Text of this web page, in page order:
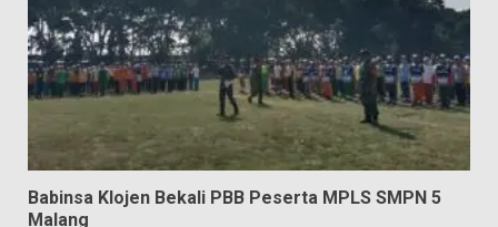
Babinsa Klojen Bekali PBB Peserta MPLS SMPN 5
Malang